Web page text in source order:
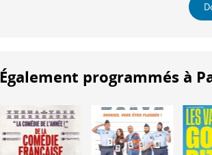
Également programmés à